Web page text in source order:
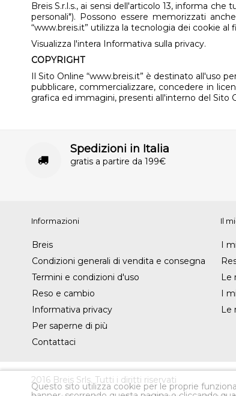
Breis S.r.l.s., ai sensi dell'articolo 13, informa
personali"). Possono essere memorizzati
“www.breis.it” utilizza la tecnologia dei cookie
Visualizza l'intera Informativa sulla privacy.
COPYRIGHT
Il Sito Online “www.breis.it” è destinato all'uso
pubblicare, commercializzare, concedere in
grafica ed immagini, presenti all'interno del Sito
Spedizioni in Italia
gratis a partire da 199€
Informazioni
Breis
Condizioni generali di vendita e consegna
Termini e condizioni d'uso
Reso e cambio
Informativa privacy
Per saperne di più
Contattaci
Il
I
Le
I
Le
2016 Breis Srls. Tutti i diritti riservati
Questo sito utilizza cookie per le proprie